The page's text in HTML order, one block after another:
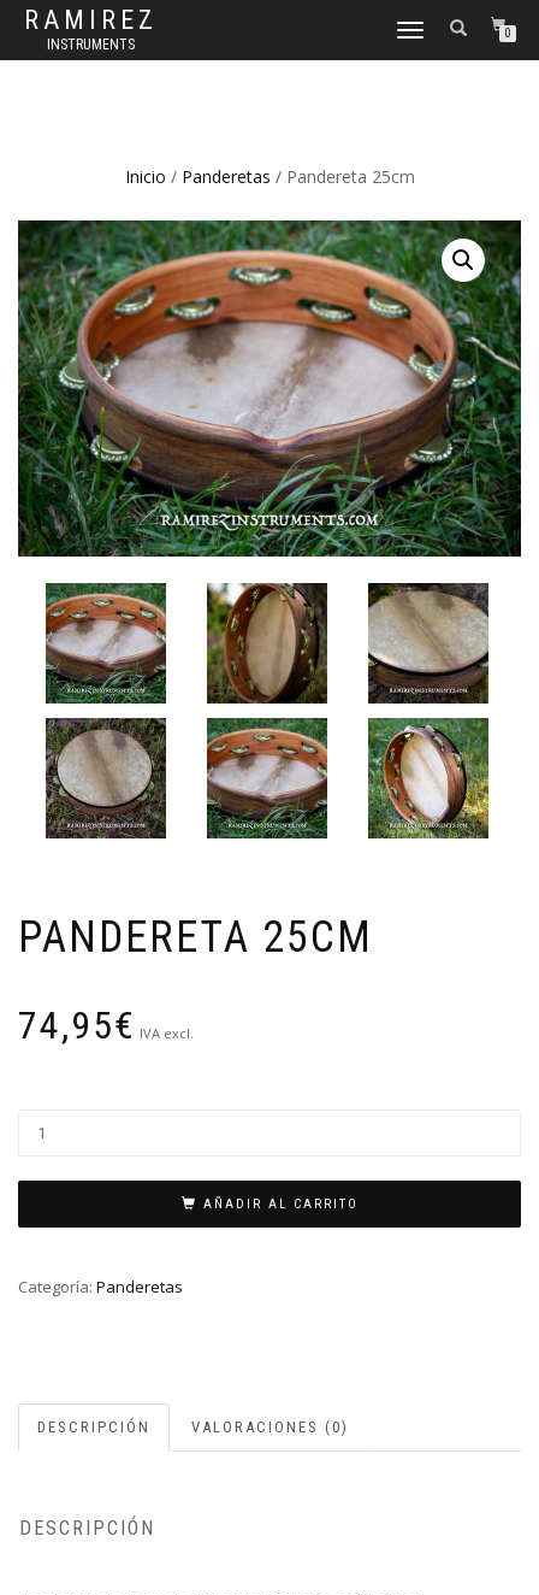
RAMIREZ
INSTRUMENTS
CAMBIAR
0
Inicio / Panderetas / Pandereta 25cm
PANDERETA 25CM
74,95€ IVA excl.
cantidad
AÑADIR AL CARRITO
Categoría: Panderetas
DESCRIPCIÓN VALORACIONES (0)
DESCRIPCIÓN